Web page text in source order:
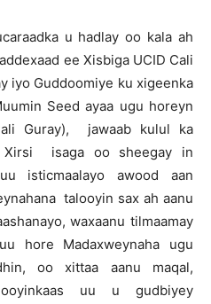
u hadlay oo kala ah
ee Xisbiga UCID Cali
iyo Guddoomiye ku xigeenka
Seed ayaa ugu horeyn
Guray), jawaab kulul ka
Xirsi isaga oo sheegay in
isticmaalayo awood aan
talooyin sax ah aanu
waxaanu tilmaamay
hore Madaxweynaha ugu
oo xittaa aanu maqal,
uu u gudbiyey